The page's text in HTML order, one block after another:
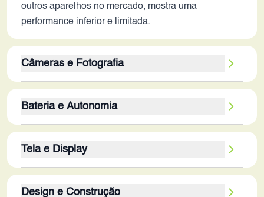
outros aparelhos no mercado, mostra uma
performance inferior e limitada.
Câmeras e Fotografia
sensor secundário de 2MP, tem potencial para
capturar fotos com boa qualidade em condições
recursos de software e estabilização óptica sugere
que a performance em ambientes com pouca luz e
em vídeos pode ser limitada. A câmera frontal de
Bateria e Autonomia
autonomia, provavelmente durando um dia inteiro
de uso moderado a intenso. A ausência de
Tela e Display
1612 pixels e tecnologia IPS oferece boa
Design e Construção